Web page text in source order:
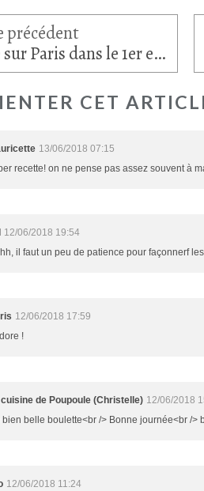
Journée sur Paris dans le 1er et 2ème arrondissement...
CET
13/06/2018 07:15
recette! on ne pense pas assez souvent à
12/06/2018 19:54
il faut un peu de patience pour façonnerf
12/06/2018 17:59
!
cuisine de Poupoule (Christelle) 12/06/2018
bien belle boulette<br /> Bonne journée<br />
12/06/2018 11:24